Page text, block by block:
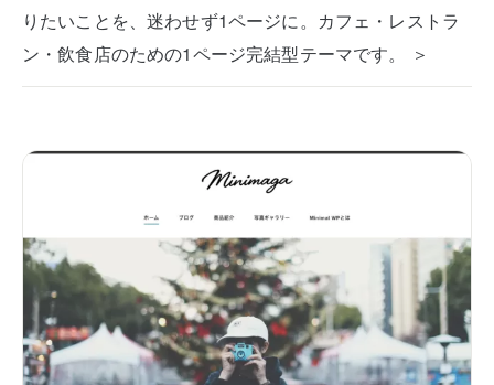
りたいことを、迷わせず1ページに。カフェ・レストラ
ン・飲食店のための1ページ完結型テーマです。 ＞